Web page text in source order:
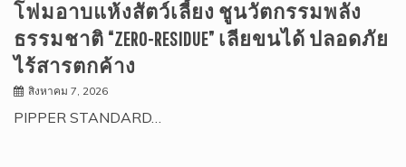
โฟมอาบแห้งสัตว์เลี้ยง ชูนวัตกรรมพลัง
ธรรมชาติ “ZERO-RESIDUE” เลียขนได้ ปลอดภัย
ไร้สารตกค้าง
สิงหาคม 7, 2026
PIPPER STANDARD…